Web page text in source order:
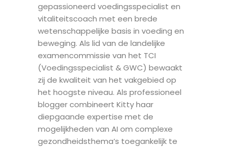
gepassioneerd voedingsspecialist en
vitaliteitscoach met een brede
wetenschappelijke basis in voeding en
beweging. Als lid van de landelijke
examencommissie van het TCI
(Voedingsspecialist & GWC) bewaakt
zij de kwaliteit van het vakgebied op
het hoogste niveau. Als professioneel
blogger combineert Kitty haar
diepgaande expertise met de
mogelijkheden van AI om complexe
gezondheidsthema’s toegankelijk te